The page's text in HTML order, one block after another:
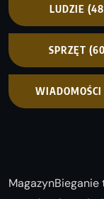
LUDZIE
SPRZĘT
WIADOMOŚCI